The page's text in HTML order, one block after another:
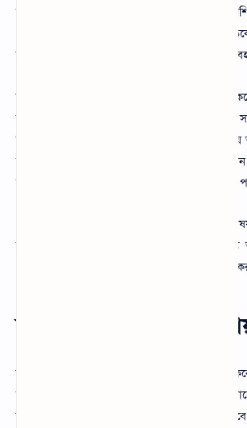
চামচ এক টেবিল চামচ নারকেলের তেল ভালোভাবে
পূর্বে ভেজা ত্বকে লাগান এবং ধীরে ধীরে আপনার
বিশেষ করে হাতের, কুনোই, কাধে এবং সারা শরীরে
কফি চুলের যত্নে ব্যবহার করতে পারেন যা ব্যবহার
শক্ত করতে পারবেন।চুলের যে সকল সমস্যা আছে
ত্বকের রোদ পোড়া দাগ এবং ত্বকের উজ্জ্বলতা
বলতে গেলে আপনি ত্বকের বিভিন্ন সমস্যার
সমস্যার সমাধান করার জন্য ব্লাক কফি ব্যবহার করতে
এর অনেক উপকারিতা ও অপকারিতা রয়েছে। যে
অবাক হবেন। যে কোন ধরনের রূপচর্চা করার
পারেন কফি গুড়া। যা আপনার সৌন্দর্যকে আরো বৃদ্ধি
কফি দিয়ে ফর্সা হওয়ার
কফি দিয়ে ফর্সা হওয়ার উপায় দেখুন যা ব্যবহার
ত্বকের উজ্জ্বলতা বৃদ্ধি করবেন এবং আপনি ন্যাচারাল
জন্য আপনাকে কিছু নির্দেশনা অনুসরণ করতে